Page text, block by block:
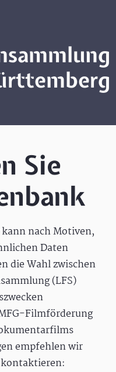
Sie
nach Motiven,
Daten
die Wahl zwischen
(LFS)
Filmförderung
empfehlen wir